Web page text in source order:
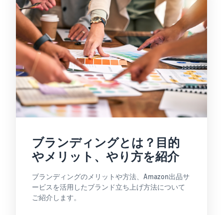
ブランディングとは？目的
やメリット、やり方を紹介
ブランディングのメリットや方法、Amazon出品サ
ービスを活用したブランド立ち上げ方法について
ご紹介します。